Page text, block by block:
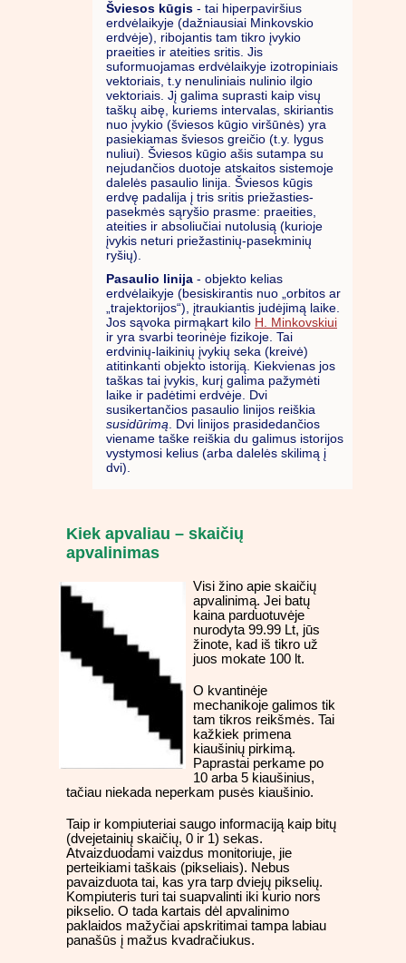
Šviesos kūgis - tai hiperpaviršius
erdvėlaikyje (dažniausiai Minkovskio
erdvėje), ribojantis tam tikro įvykio
praeities ir ateities sritis. Jis
suformuojamas erdvėlaikyje izotropiniais
vektoriais, t.y nenuliniais nulinio ilgio
vektoriais. Jį galima suprasti kaip visų
taškų aibę, kuriems intervalas, skiriantis
nuo įvykio (šviesos kūgio viršūnės) yra
pasiekiamas šviesos greičio (t.y. lygus
nuliui). Šviesos kūgio ašis sutampa su
nejudančios duotoje atskaitos sistemoje
dalelės pasaulio linija. Šviesos kūgis
erdvę padalija į tris sritis priežasties-
pasekmės sąryšio prasme: praeities,
ateities ir absoliučiai nutolusią (kurioje
įvykis neturi priežastinių-pasekminių
ryšių).
Pasaulio linija - objekto kelias
erdvėlaikyje (besiskirantis nuo „orbitos ar
„trajektorijos“), įtraukiantis judėjimą laike.
Jos sąvoka pirmąkart kilo H. Minkovskiui
ir yra svarbi teorinėje fizikoje. Tai
erdvinių-laikinių įvykių seka (kreivė)
atitinkanti objekto istoriją. Kiekvienas jos
taškas tai įvykis, kurį galima pažymėti
laike ir padėtimi erdvėje. Dvi
susikertančios pasaulio linijos reiškia
susidūrimą . Dvi linijos prasidedančios
viename taške reiškia du galimus istorijos
vystymosi kelius (arba dalelės skilimą į
dvi).
Kiek apvaliau – skaičių
apvalinimas
Visi žino apie skaičių
apvalinimą. Jei batų
kaina parduotuvėje
nurodyta 99.99 Lt, jūs
žinote, kad iš tikro už
juos mokate 100 lt.
O kvantinėje
mechanikoje galimos tik
tam tikros reikšmės. Tai
kažkiek primena
kiaušinių pirkimą.
Paprastai perkame po
10 arba 5 kiaušinius,
tačiau niekada neperkam pusės kiaušinio.
Taip ir kompiuteriai saugo informaciją kaip bitų
(dvejetainių skaičių, 0 ir 1) sekas.
Atvaizduodami vaizdus monitoriuje, jie
perteikiami taškais (pikseliais). Nebus
pavaizduota tai, kas yra tarp dviejų pikselių.
Kompiuteris turi tai suapvalinti iki kurio nors
pikselio. O tada kartais dėl apvalinimo
paklaidos mažyčiai apskritimai tampa labiau
panašūs į mažus kvadračiukus.